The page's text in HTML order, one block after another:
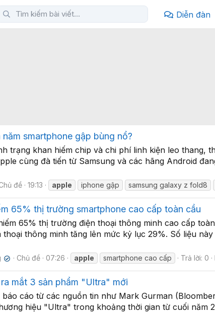
Diễn đàn
smartphone gập bùng nổ?
trạng khan hiếm chip và chi phí linh kiện leo thang,
cùng đà tiến từ Samsung và các hãng Android
đề 19:13 apple iphone gập samsung galaxy z fold8
65% thị trường smartphone cao cấp toàn cầu
65% thị trường điện thoại thông minh cao cấp
thoại thông minh tăng lên mức kỷ lục 29%. Số liệu
✔ Chủ đề 07:26 apple smartphone cao cấp Trả lời: 0
mắt 3 sản phẩm "Ultra" mới
báo cáo từ các nguồn tin như Mark Gurman
hiệu "Ultra" trong khoảng thời gian từ cuối